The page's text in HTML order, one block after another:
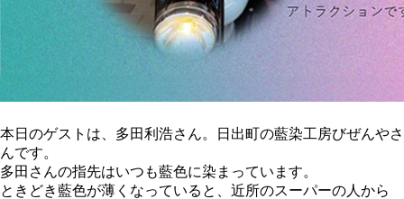
本日のゲストは、多田利浩さん。日出町の藍染工房びぜんやさ
んです。
多田さんの指先はいつも藍色に染まっています。
ときどき藍色が薄くなっていると、近所のスーパーの人から